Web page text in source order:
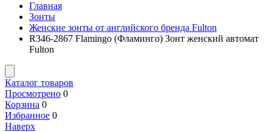
Главная
Зонты
Женские зонты от английского бренда Fulton
R346-2867 Flamingo (Фламинго) Зонт женский автомат
Fulton
Каталог товаров
Просмотрено 0
Корзина 0
Избранное 0
Наверх